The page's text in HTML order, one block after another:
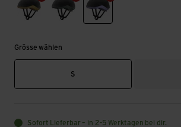
cerussite kashima
epidote greenuranium black/
Grösse wählen
S
Sofort Lieferbar – in 2-5 Werktagen bei dir.